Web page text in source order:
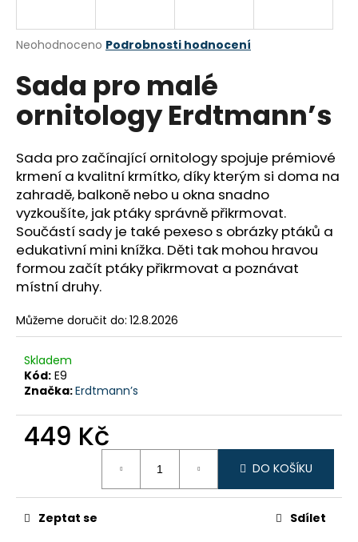
Průměrné
produktu
je
z
hvězdiček.
Neohodnoceno Podrobnosti hodnocení
Sada pro malé
ornitology Erdtmann’s
Sada pro začínající ornitology spojuje prémiové
krmení a kvalitní krmítko, díky kterým si doma na
zahradě, balkoně nebo u okna snadno
vyzkoušíte, jak ptáky správně přikrmovat.
Součástí sady je také pexeso s obrázky ptáků a
edukativní mini knížka. Děti tak mohou hravou
formou začít ptáky přikrmovat a poznávat
místní druhy.
Můžeme doručit do: 12.8.2026
Skladem
Kód: E9
Značka:Erdtmann’s
449 Kč
DO KOŠÍKU
Zeptat se Sdílet
j
t
?
HLEDAT
D
o
p
r
u
č
u
e
m
e